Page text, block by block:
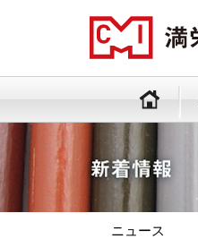
ニュース